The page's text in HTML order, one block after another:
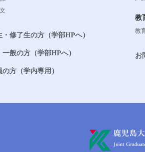
・修了生の方（学部HPへ）
一般の方（学部HPへ）
方（学内専用）
教
教
お